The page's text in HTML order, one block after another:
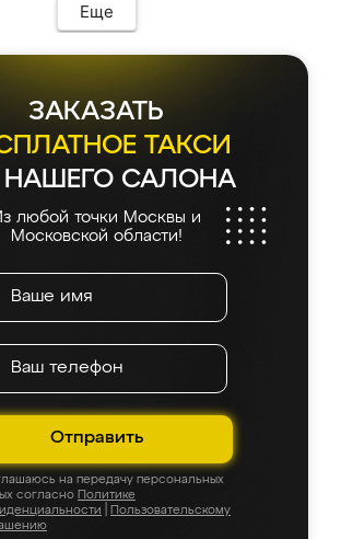
Еще
ЗАКАЗАТЬ
ТАКСИ
САЛОНА
любой точки Москвы и
Московской области!
Отправить
на передачу персональных
согласно Политике
Пользовательскому